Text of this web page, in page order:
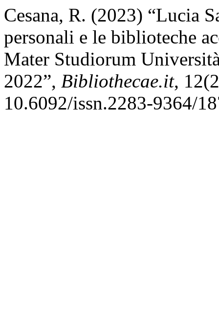
Cesana, R. (2023) “Lucia
personali e le biblioteche
Mater Studiorum
2022”, Bibliothecae.it,
10.6092/issn.2283-9364/